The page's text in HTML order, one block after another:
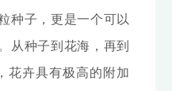
种子，更是一个可以
从种子到花海，再到
花卉具有极高的附加